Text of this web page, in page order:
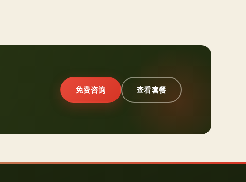
免费咨询 查看套餐